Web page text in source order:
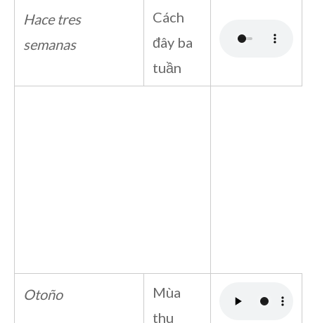
Hace tres
semanas
Cách
đây ba
tuần
Otoño
Mùa
thu